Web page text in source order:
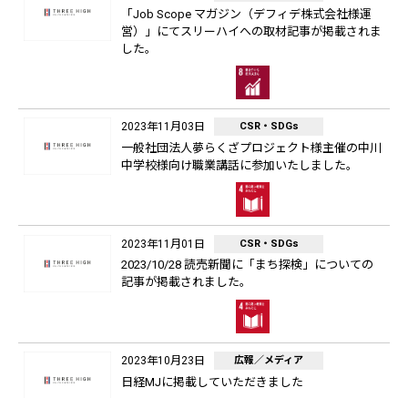
「Job Scope マガジン（デフィデ株式会社様運
営）」にてスリーハイへの取材記事が掲載されま
した。
2023年11月03日 CSR・SDGs
一般社団法人夢らくざプロジェクト様主催の中川
中学校様向け職業講話に参加いたしました。
2023年11月01日 CSR・SDGs
2023/10/28 読売新聞に「まち探検」についての
記事が掲載されました。
2023年10月23日 広報／メディア
日経MJに掲載していただきました